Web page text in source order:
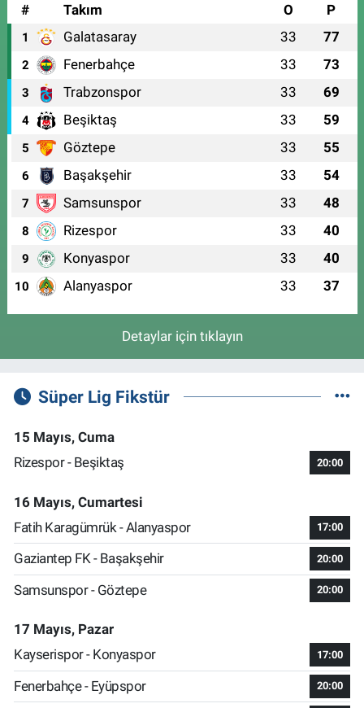
#
Takım O P
1 Galatasaray 33 77
2 Fenerbahçe 33 73
3 Trabzonspor 33 69
4 Beşiktaş 33 59
5 Göztepe 33 55
6 Başakşehir 33 54
7 Samsunspor 33 48
8 Rizespor 33 40
9 Konyaspor 33 40
10 Alanyaspor 33 37
Detaylar için tıklayın
Süper Lig Fikstür
15 Mayıs, Cuma
Rizespor - Beşiktaş
20:00
16 Mayıs, Cumartesi
Fatih Karagümrük - Alanyaspor
17:00
Gaziantep FK - Başakşehir 20:00
Samsunspor - Göztepe 20:00
17 Mayıs, Pazar
Kayserispor - Konyaspor
17:00
Fenerbahçe - Eyüpspor 20:00